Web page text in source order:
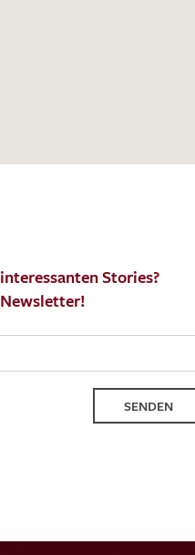
habe ich zur
Stories?
SENDEN